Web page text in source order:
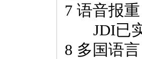
7 语音报重
JDI已实
8 多国语言